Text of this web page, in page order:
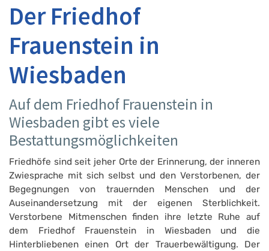
Der Friedhof
Frauenstein in
Wiesbaden
Auf dem Friedhof Frauenstein in
Wiesbaden gibt es viele
Bestattungsmöglichkeiten
Friedhöfe sind seit jeher Orte der Erinnerung, der inneren
Zwiesprache mit sich selbst und den Verstorbenen, der
Begegnungen von trauernden Menschen und der
Auseinandersetzung mit der eigenen Sterblichkeit.
Verstorbene Mitmenschen finden ihre letzte Ruhe auf
dem Friedhof Frauenstein in Wiesbaden und die
Hinterbliebenen einen Ort der Trauerbewältigung. Der